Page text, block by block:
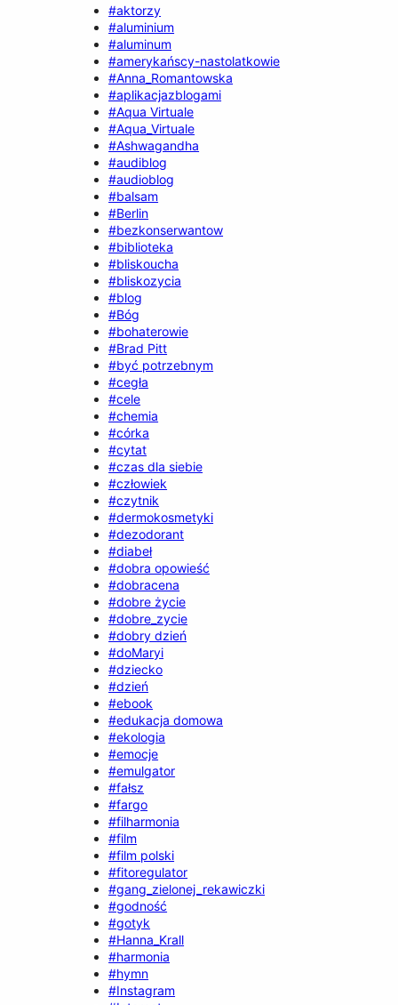
#aktorzy
#aluminium
#aluminum
#amerykańscy-nastolatkowie
#Anna_Romantowska
#aplikacjazblogami
#Aqua Virtuale
#Aqua_Virtuale
#Ashwagandha
#audiblog
#audioblog
#balsam
#Berlin
#bezkonserwantow
#biblioteka
#bliskoucha
#bliskozycia
#blog
#Bóg
#bohaterowie
#Brad Pitt
#być potrzebnym
#cegła
#cele
#chemia
#córka
#cytat
#czas dla siebie
#człowiek
#czytnik
#dermokosmetyki
#dezodorant
#diabeł
#dobra opowieść
#dobracena
#dobre życie
#dobre_zycie
#dobry dzień
#doMaryi
#dziecko
#dzień
#ebook
#edukacja domowa
#ekologia
#emocje
#emulgator
#fałsz
#fargo
#filharmonia
#film
#film polski
#fitoregulator
#gang_zielonej_rekawiczki
#godność
#gotyk
#Hanna_Krall
#harmonia
#hymn
#Instagram